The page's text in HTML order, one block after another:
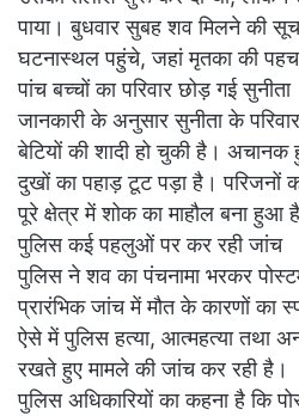
पाया। बुधवार सुबह शव मिलने की
घटनास्थल पहुंचे, जहां मृतका की
पांच बच्चों का परिवार छोड़ गई सुनीता
जानकारी के अनुसार सुनीता के
बेटियों की शादी हो चुकी है। अचानक
दुखों का पहाड़ टूट पड़ा है। परिजनों
पूरे क्षेत्र में शोक का माहौल बना हुआ
पुलिस कई पहलुओं पर कर रही जांच
पुलिस ने शव का पंचनामा भरकर
प्रारंभिक जांच में मौत के कारणों का
ऐसे में पुलिस हत्या, आत्महत्या तथा
रखते हुए मामले की जांच कर रही है।
पुलिस अधिकारियों का कहना है कि